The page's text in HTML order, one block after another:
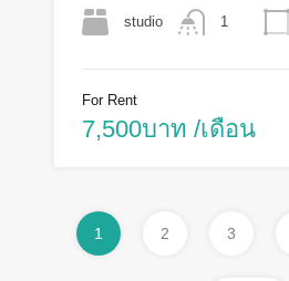
studio 1
For Rent
7,500บาท /เดือน
1 2 3